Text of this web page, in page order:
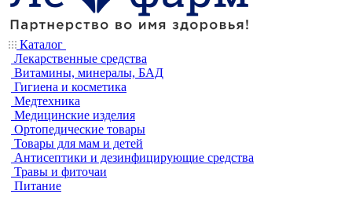
Каталог
Лекарственные средства
Витамины, минералы, БАД
Гигиена и косметика
Медтехника
Медицинские изделия
Ортопедические товары
Товары для мам и детей
Антисептики и дезинфицирующие средства
Травы и фиточаи
Питание